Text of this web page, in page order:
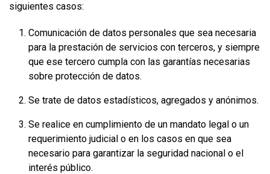
siguientes casos:
Comunicación de datos personales que sea necesaria
para la prestación de servicios con terceros, y siempre
que ese tercero cumpla con las garantías necesarias
sobre protección de datos.
Se trate de datos estadísticos, agregados y anónimos.
Se realice en cumplimiento de un mandato legal o un
requerimiento judicial o en los casos en que sea
necesario para garantizar la seguridad nacional o el
interés público.